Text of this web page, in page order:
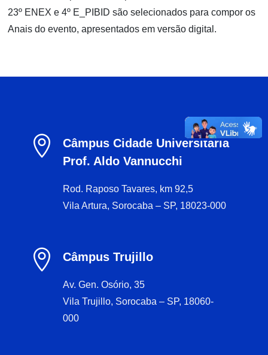
23º ENEX e 4º E_PIBID são selecionados para compor os
Anais do evento, apresentados em versão digital.

Câmpus Cidade Universitária
Prof. Aldo Vannucchi
Rod. Raposo Tavares, km 92,5
Vila Artura, Sorocaba – SP, 18023-000
 Câmpus Trujillo
Av. Gen. Osório, 35
Vila Trujillo, Sorocaba – SP, 18060-
000